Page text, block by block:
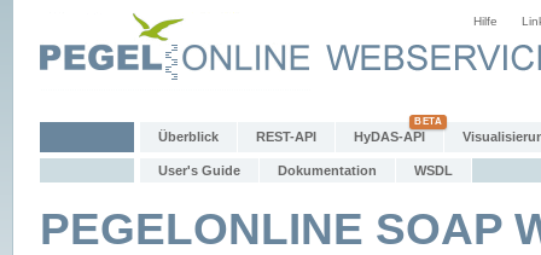
Hilfe
Überblick REST-API HyDAS-API
User's Guide Dokumentation WSDL
PEGELONLINE SOAP